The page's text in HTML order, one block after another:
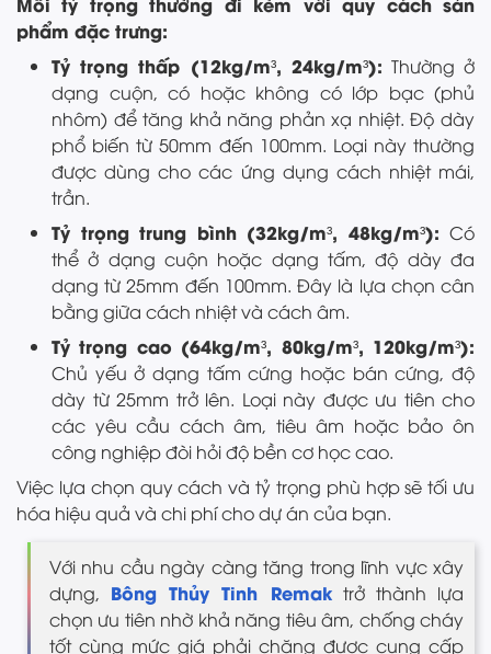
phẩm đặc trưng:
Tỷ trọng thấp (12kg/m³, 24kg/m³): Thường ở
dạng cuộn, có hoặc không có lớp bạc (phủ
nhôm) để tăng khả năng phản xạ nhiệt. Độ dày
phổ biến từ 50mm đến 100mm. Loại này thường
được dùng cho các ứng dụng cách nhiệt mái,
trần.
Tỷ trọng trung bình (32kg/m³, 48kg/m³): Có
thể ở dạng cuộn hoặc dạng tấm, độ dày đa
dạng từ 25mm đến 100mm. Đây là lựa chọn cân
bằng giữa cách nhiệt và cách âm.
Tỷ trọng cao (64kg/m³, 80kg/m³, 120kg/m³):
Chủ yếu ở dạng tấm cứng hoặc bán cứng, độ
dày từ 25mm trở lên. Loại này được ưu tiên cho
các yêu cầu cách âm, tiêu âm hoặc bảo ôn
công nghiệp đòi hỏi độ bền cơ học cao.
Việc lựa chọn quy cách và tỷ trọng phù hợp sẽ tối ưu
hóa hiệu quả và chi phí cho dự án của bạn.
Với nhu cầu ngày càng tăng trong lĩnh vực xây
dựng, Bông Thủy Tinh Remaktrở thành lựa
chọn ưu tiên nhờ khả năng tiêu âm, chống cháy
tốt cùng mức giá phải chăng được cung cấp